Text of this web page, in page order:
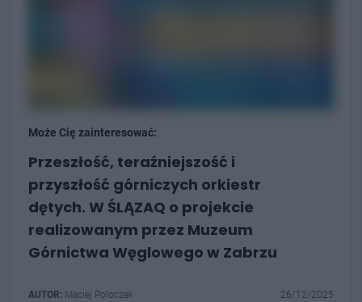
Może Cię zainteresować:
Przeszłość, teraźniejszość i
przyszłość górniczych orkiestr
dętych. W ŚLĄZAQ o projekcie
realizowanym przez Muzeum
Górnictwa Węglowego w Zabrzu
AUTOR: Maciej Poloczek 26/12/2025